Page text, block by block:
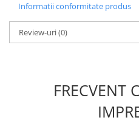
Informatii conformitate produs
Review-uri(0)
FRECVENT